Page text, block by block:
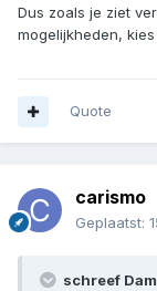
Dus zoals je ziet
mogelijkheden,
Quote
carismo
Geplaatst:
schreef